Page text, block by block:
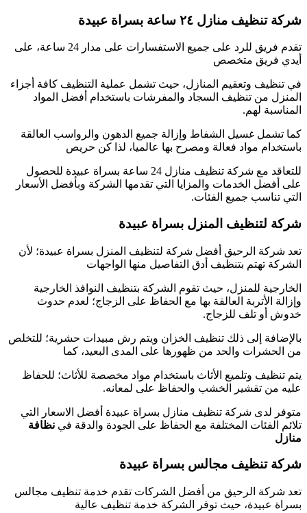
شركة تنظيف منازل ٢٤ ساعة بسراة عبيدة
تقدم فريق للرد على جميع الاستفسارات على مدار 24 ساعة، على
أيدي فريق متخصص
في تنظيف وتعقيم المنازل، حيث تشمل عملية التنظيف كافة أجزاء
المنزل من تنظيف السجاد والمفرشات باستخدام أفضل المواد
المناسبة لهم.
كما تشمل غسيل الشفاط وإزالة جميع الدهون والرواسب العالقة
باستخدام مواد فعالة ومصرح بها عالميا، لذا كن حريص
للتعاقد مع شركة تنظيف منازل 24 ساعة بسراة عبيدة للحصول
على أفضل الخدمات والمزايا التي تقدمها الشركة وبأفضل الأسعار
التي تناسب جميع الفئات.
شركة لتنظيف المنزل بسراة عبيدة
تعد شركة الرحيق أفضل شركة لتنظيف المنزل بسراة عبيدة؛ لأن
الشركة تهتم بتنظيف أدق التفاصيل منها الواجهات
الخارجية للمنزل، حيث تقوم الشركة بتنظيف النوافذ الخارجية
وإزالة الأتربة العالقة بها مع الحفاظ على الزجاج؛ لعدم حدوث
خدوش أو تلف للزجاج.
بالإضافة إلى ذلك تنظيف الخزان ويتم رش مبيدات حشرية؛ للتخلص
من الحشرات والحد من ظهورها على المدى البعيد، كما
يتم تنظيف وتلميع الأثاث باستخدام مواد مخصصة للأثاث؛ للحفاظ
عليه من تقشير الخشب والحفاظ على لمعانه.
متوفر لدى شركة تنظيف منازل بسراة عبيدة أفضل الاسعار التي
تلائم الفئات المختلفة مع الحفاظ على الجودة والدقة في نظافة
منازل
شركة تنظيف مجالس بسراة عبيدة
تعد شركة الرحيق من أفضل الشركات تقدم خدمة تنظيف مجالس
بسراة عبيدة، حيث توفر الشركة خدمة تنظيف عالية